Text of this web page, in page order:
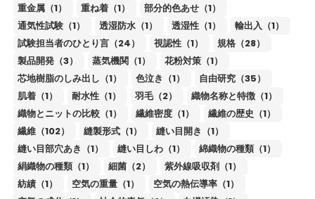
重金属（1）
重ね着（1）
部分的色あせ（1）
通気性試験（1）
透湿防水（1） 透湿性（1）
輸出入（1）
試験担当者のひとり言（24）
視認性（1）
規格（28）
製品開発（3）
蒸気機関（1）
花粉対策（1）
芯地樹脂のしみ出し（1）
色泣き（1）
自由研究（35）
肌着（1）
耐水性（1） 羽毛（2）
織物名称と特徴（1）
織物とニットの比較（1）
繊維密度（1）
繊維の歴史（1）
繊維（102）
縫製形式（1）
縫い目開き（1）
縫い目部穴あき（1）
縫い目しわ（1）
綿織物の種類（1）
絹織物の種類（1）
細菌（2）
紫外線吸収剤（1）
紡績（1）
空気の重量（1）
空気の熱伝導率（1）